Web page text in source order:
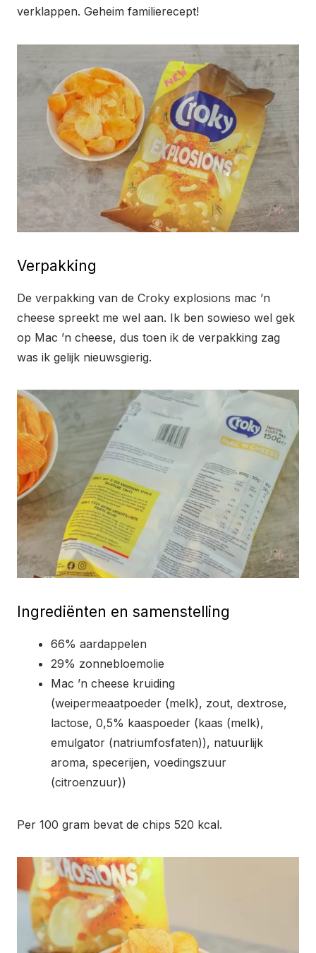
verklappen. Geheim familierecept!
Verpakking
De verpakking van de Croky explosions mac ’n
cheese spreekt me wel aan. Ik ben sowieso wel gek
op Mac ’n cheese, dus toen ik de verpakking zag
was ik gelijk nieuwsgierig.
Ingrediënten en samenstelling
66% aardappelen
29% zonnebloemolie
Mac ’n cheese kruiding
(weipermeaatpoeder (melk), zout, dextrose,
lactose, 0,5% kaaspoeder (kaas (melk),
emulgator (natriumfosfaten)), natuurlijk
aroma, specerijen, voedingszuur
(citroenzuur))
Per 100 gram bevat de chips 520 kcal.